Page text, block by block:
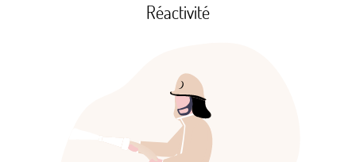
Réactivité